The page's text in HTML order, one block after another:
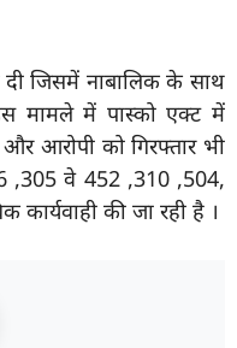
दी जिसमें नाबालिक के साथ
मामले में पास्को एक्ट में
आरोपी को गिरफ्तार भी
,305 वे 452 ,310 ,504,
की जा रही है ।